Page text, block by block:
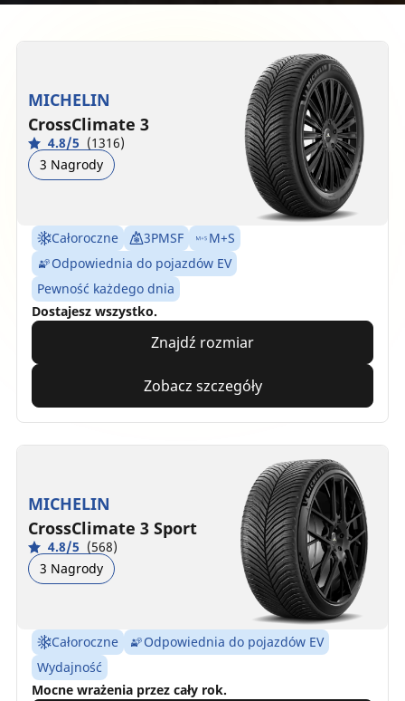
MICHELIN
CrossClimate 3
4.8/5 (1316)
3 Nagrody
Całoroczne 3PMSF
M+S
Odpowiednia do pojazdów EV
Pewność każdego dnia
Dostajesz wszystko.
Znajdź rozmiar
Zobacz szczegóły
MICHELIN
CrossClimate 3 Sport
4.8/5 (568)
3 Nagrody
Całoroczne
Odpowiednia do pojazdów EV
Wydajność
Mocne wrażenia przez cały rok.